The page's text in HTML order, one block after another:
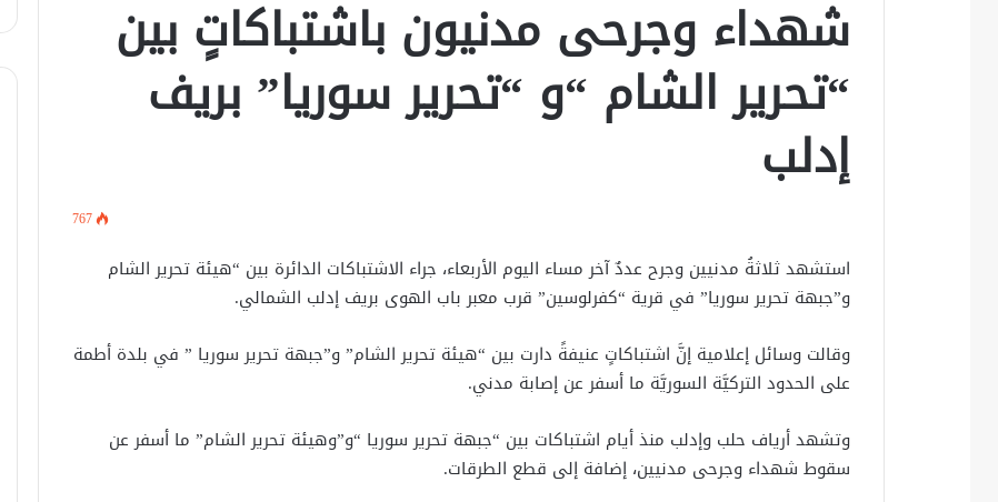
شهداء وجرحى مدنيون باشتباكاتٍ بين
“تحرير الشام “و “تحرير سوريا” بريف
إدلب
767
استشهد ثلاثةُ مدنيين وجرح عددٌ آخر مساء اليوم الأربعاء، جراء الاشتباكات الدائرة بين “هيئة تحرير الشام
و”جبهة تحرير سوريا” في قرية “كفرلوسين” قرب معبر باب الهوى بريف إدلب الشمالي.
وقالت وسائل إعلامية إنَّ اشتباكاتٍ عنيفةً دارت بين “هيئة تحرير الشام” و”جبهة تحرير سوريا ” في بلدة أطمة
على الحدود التركيَّة السوريَّة ما أسفر عن إصابة مدني.
وتشهد أرياف حلب وإدلب منذ أيام اشتباكات بين “جبهة تحرير سوريا “و”وهيئة تحرير الشام” ما أسفر عن
سقوط شهداء وجرحى مدنيين، إضافة إلى قطع الطرقات.
يتسقبل وزير الخارجيّة العراقي في
دمشق.
لبحث سبل تعزيز التعليم العالي في
سوريا.. الهيئة الألمانيّة تنظم فعاليّة
القنصليّة .. أمريكا تمنح الاعتماد القنصلي
الإحتلال الإسرائيلي يستهدف منازل
المدنيين في ريف درعا
في قلعة جندل